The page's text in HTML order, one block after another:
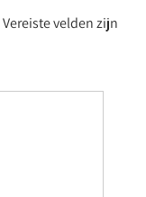
Vereiste velden zijn